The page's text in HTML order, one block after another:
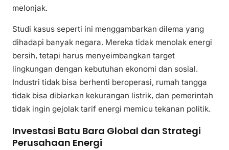
melonjak.
Studi kasus seperti ini menggambarkan dilema yang
dihadapi banyak negara. Mereka tidak menolak energi
bersih, tetapi harus menyeimbangkan target
lingkungan dengan kebutuhan ekonomi dan sosial.
Industri tidak bisa berhenti beroperasi, rumah tangga
tidak bisa dibiarkan kekurangan listrik, dan pemerintah
tidak ingin gejolak tarif energi memicu tekanan politik.
Investasi Batu Bara Global dan Strategi
Perusahaan Energi